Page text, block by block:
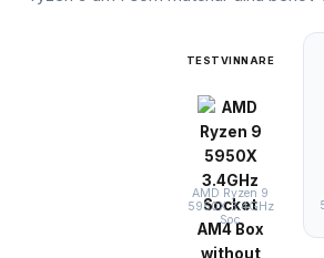
TESTVINNARE
AMD Ryzen 9
5950X 3.4GHz
Soc